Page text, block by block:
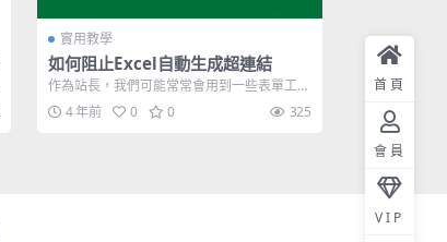
實用教學
如何阻止Excel自動生成超連結
作為站長，我們可能常常會用到一些表單工具
去整理我們的資料，例如站長就經常會用到
E... 4 年前 0 0 325
首頁
會員
VIP